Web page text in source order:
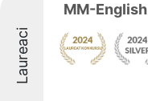
Laureaci
MM-English